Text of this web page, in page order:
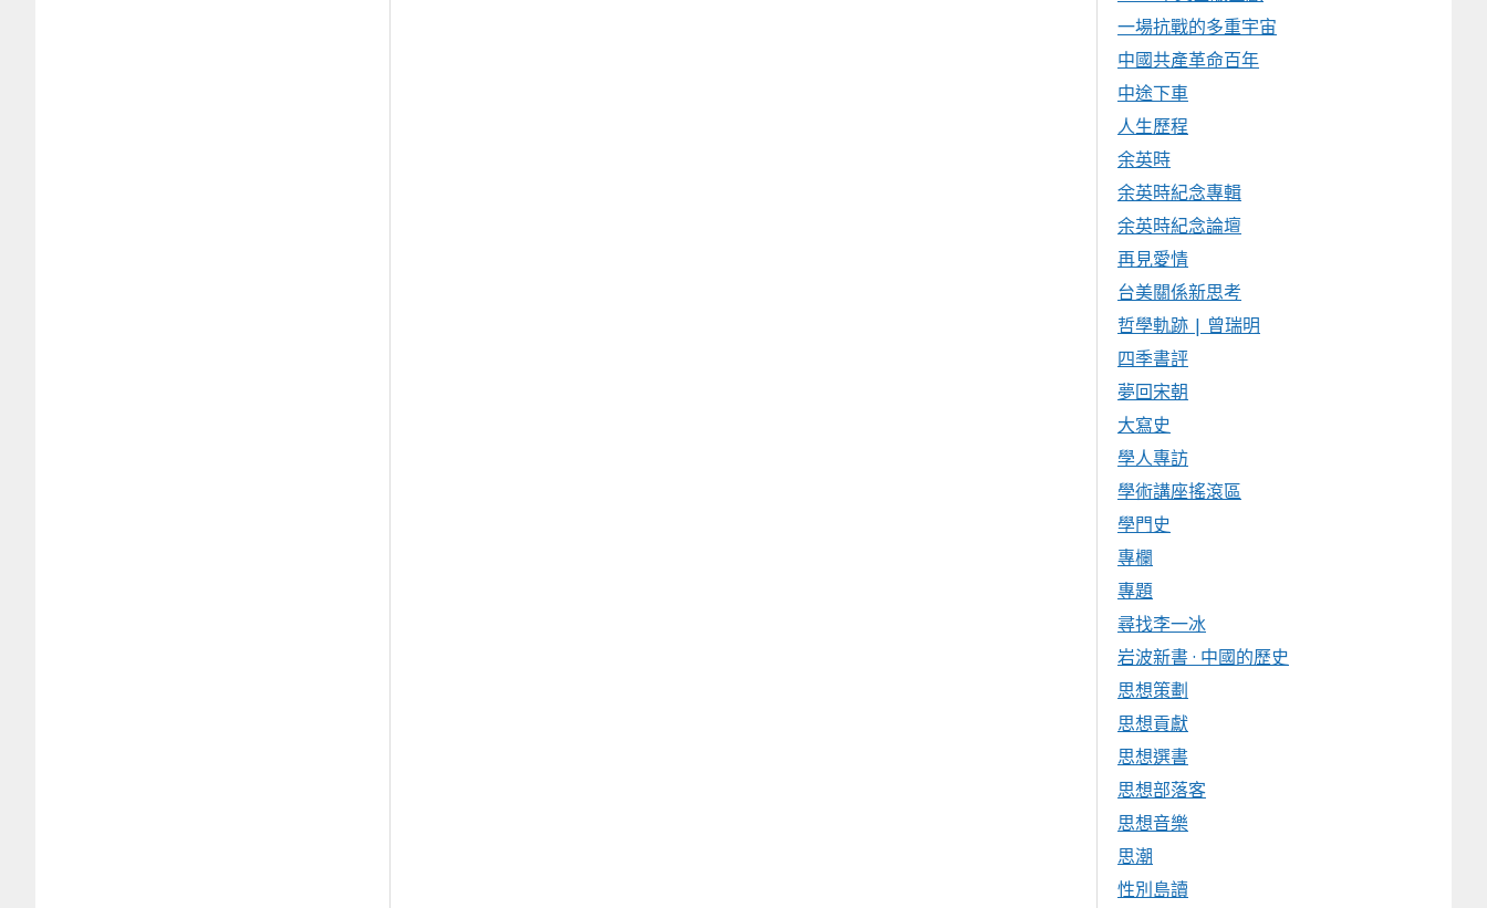
一場抗戰的多重宇宙
中國共產革命百年
中途下車
人生歷程
余英時
余英時紀念專輯
余英時紀念論壇
再見愛情
台美關係新思考
哲學軌跡 | 曾瑞明
四季書評
夢回宋朝
大寫史
學人專訪
學術講座搖滾區
學門史
專欄
專題
尋找李一冰
岩波新書 · 中國的歷史
思想策劃
思想貢獻
思想選書
思想部落客
思想音樂
思潮
性別島讀